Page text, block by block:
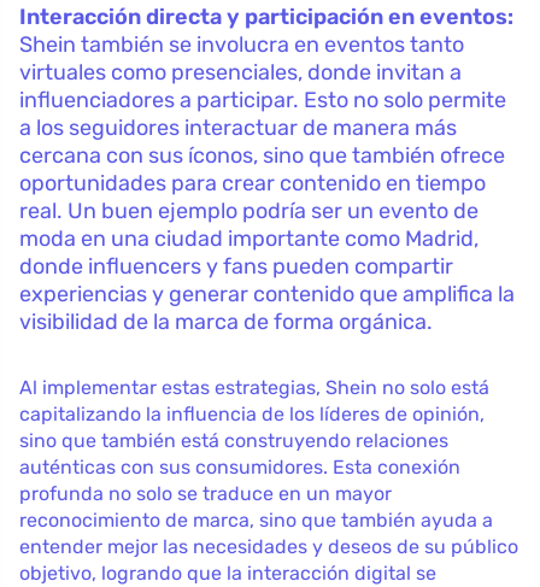
Interacción directa y participación en eventos:
Shein también se involucra en eventos tanto
virtuales como presenciales, donde invitan a
influenciadores a participar. Esto no solo permite
a los seguidores interactuar de manera más
cercana con sus íconos, sino que también ofrece
oportunidades para crear contenido en tiempo
real. Un buen ejemplo podría ser un evento de
moda en una ciudad importante como Madrid,
donde influencers y fans pueden compartir
experiencias y generar contenido que amplifica la
visibilidad de la marca de forma orgánica.
Al implementar estas estrategias, Shein no solo está
capitalizando la influencia de los líderes de opinión,
sino que también está construyendo relaciones
auténticas con sus consumidores. Esta conexión
profunda no solo se traduce en un mayor
reconocimiento de marca, sino que también ayuda a
entender mejor las necesidades y deseos de su público
objetivo, logrando que la interacción digital se